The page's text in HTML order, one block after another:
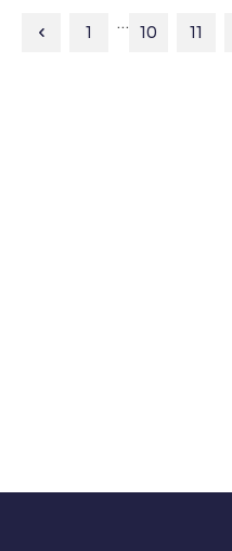
1 … 10 11